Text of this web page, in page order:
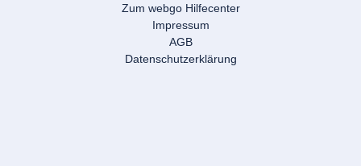
Zum webgo Hilfecenter
Impressum
AGB
Datenschutzerklärung